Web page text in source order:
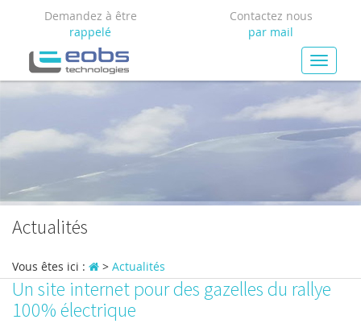
Demandez à être
rappelé
Contactez nous
par mail
Actualités
Vous êtes ici : > Actualités
Un site internet pour des gazelles du rallye
100% électrique